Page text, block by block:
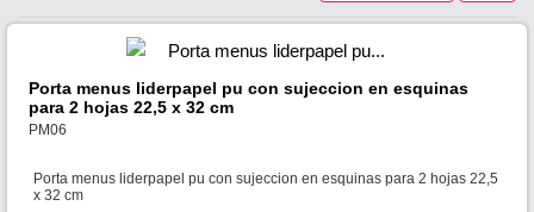
Porta menus liderpapel pu con sujeccion en esquinas
para 2 hojas 22,5 x 32 cm
PM06
Porta menus liderpapel pu con sujeccion en esquinas para 2 hojas 22,5
x 32 cm